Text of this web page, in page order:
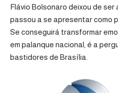
Flávio Bolsonaro deixou de
passou a se apresentar como
Se conseguirá transformar
em palanque nacional, é a
bastidores de Brasília.